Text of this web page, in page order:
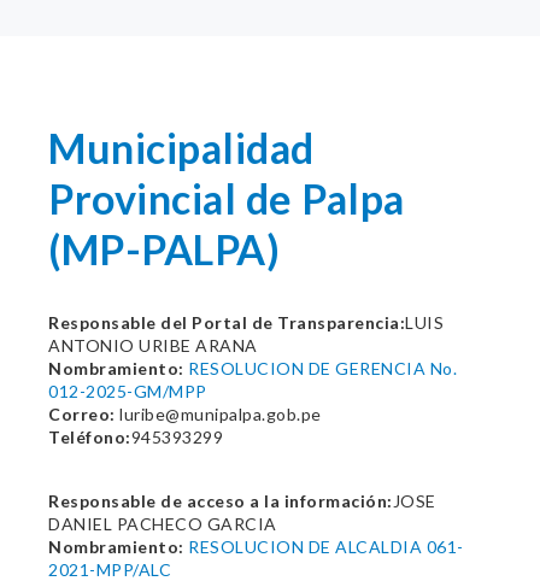
Municipalidad
Provincial de Palpa
(MP-PALPA)
Responsable del Portal de Transparencia:LUIS
ANTONIO URIBE ARANA
Nombramiento: RESOLUCION DE GERENCIA No.
012-2025-GM/MPP
Correo: luribe@munipalpa.gob.pe
Teléfono:945393299
Responsable de acceso a la información: JOSE
DANIEL PACHECO GARCIA
Nombramiento: RESOLUCION DE ALCALDIA 061-
2021-MPP/ALC